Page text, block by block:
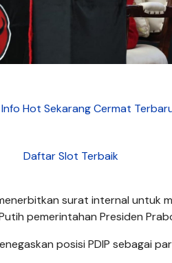
Hot Sekarang Cermat
Daftar Slot Terbaik
surat internal untuk
pemerintahan Presiden
posisi PDIP sebagai